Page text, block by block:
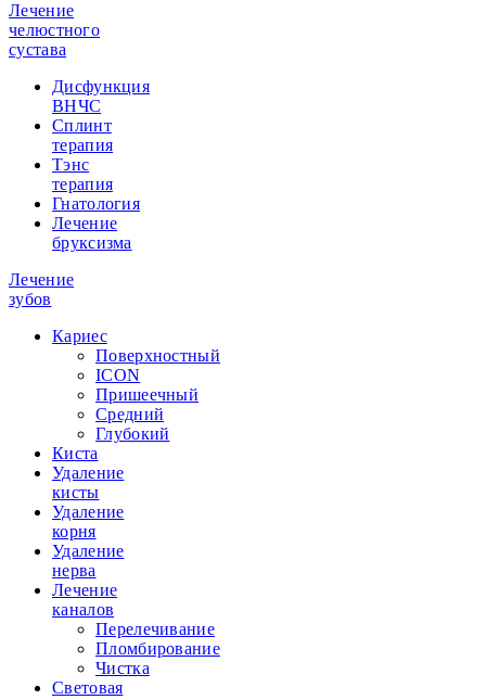
Лечение
челюстного
сустава
Дисфункция
ВНЧС
Сплинт
терапия
Тэнс
терапия
Гнатология
Лечение
бруксизма
Лечение
зубов
Кариес
Поверхностный
ICON
Пришеечный
Средний
Глубокий
Киста
Удаление
кисты
Удаление
корня
Удаление
нерва
Лечение
каналов
Перелечивание
Пломбирование
Чистка
Световая